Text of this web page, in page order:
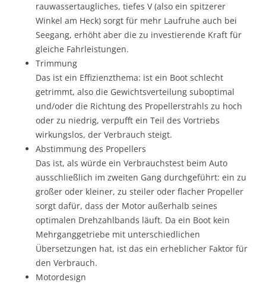
rauwassertaugliches, tiefes V (also ein spitzerer
Winkel am Heck) sorgt für mehr Laufruhe auch bei
Seegang, erhöht aber die zu investierende Kraft für
gleiche Fahrleistungen.
Trimmung
Das ist ein Effizienzthema: ist ein Boot schlecht
getrimmt, also die Gewichtsverteilung suboptimal
und/oder die Richtung des Propellerstrahls zu hoch
oder zu niedrig, verpufft ein Teil des Vortriebs
wirkungslos, der Verbrauch steigt.
Abstimmung des Propellers
Das ist, als würde ein Verbrauchstest beim Auto
ausschließlich im zweiten Gang durchgeführt: ein zu
großer oder kleiner, zu steiler oder flacher Propeller
sorgt dafür, dass der Motor außerhalb seines
optimalen Drehzahlbands läuft. Da ein Boot kein
Mehrganggetriebe mit unterschiedlichen
Übersetzungen hat, ist das ein erheblicher Faktor für
den Verbrauch.
Motordesign